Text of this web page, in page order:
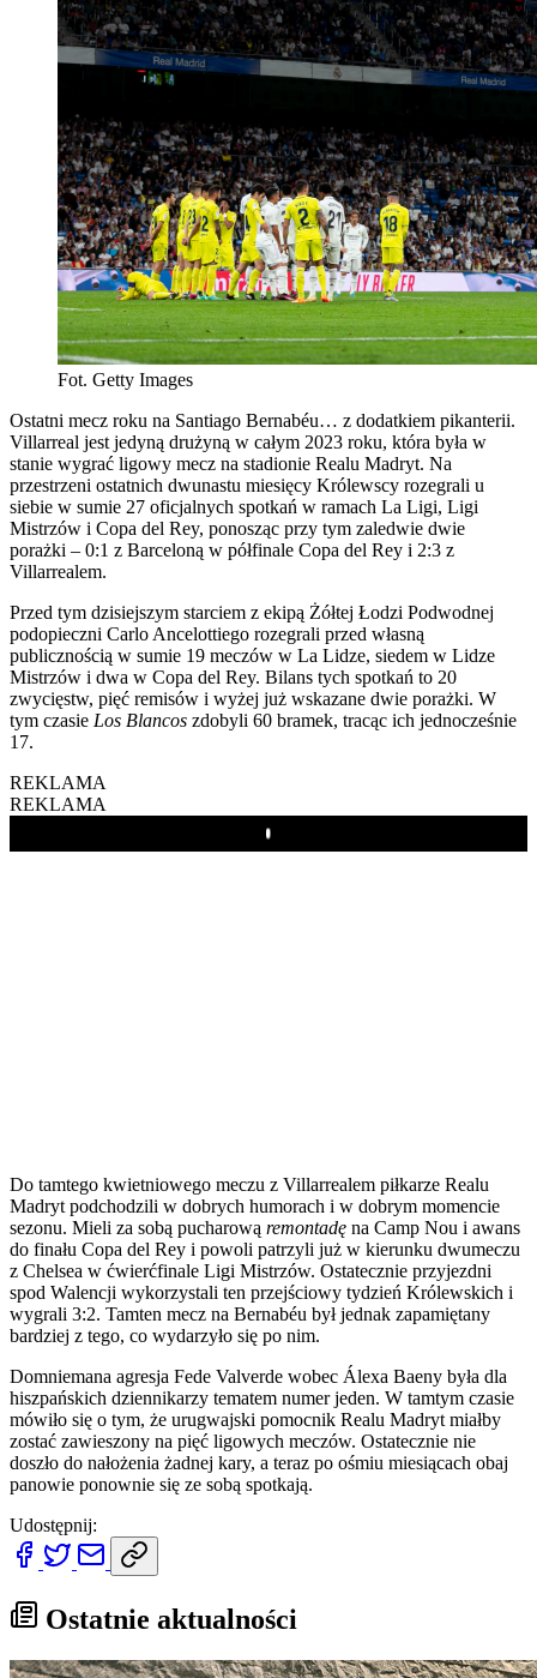
Fot. Getty Images
Ostatni mecz roku na Santiago Bernabéu… z dodatkiem pikanterii.
Villarreal jest jedyną drużyną w całym 2023 roku, która była w
stanie wygrać ligowy mecz na stadionie Realu Madryt. Na
przestrzeni ostatnich dwunastu miesięcy Królewscy rozegrali u
siebie w sumie 27 oficjalnych spotkań w ramach La Ligi, Ligi
Mistrzów i Copa del Rey, ponosząc przy tym zaledwie dwie
porażki – 0:1 z Barceloną w półfinale Copa del Rey i 2:3 z
Villarrealem.
Przed tym dzisiejszym starciem z ekipą Żółtej Łodzi Podwodnej
podopieczni Carlo Ancelottiego rozegrali przed własną
publicznością w sumie 19 meczów w La Lidze, siedem w Lidze
Mistrzów i dwa w Copa del Rey. Bilans tych spotkań to 20
zwycięstw, pięć remisów i wyżej już wskazane dwie porażki. W
tym czasie Los Blancos zdobyli 60 bramek, tracąc ich jednocześnie
17.
REKLAMA
REKLAMA
Play
Do tamtego kwietniowego meczu z Villarrealem piłkarze Realu
Madryt podchodzili w dobrych humorach i w dobrym momencie
sezonu. Mieli za sobą pucharową remontadę na Camp Nou i awans
do finału Copa del Rey i powoli patrzyli już w kierunku dwumeczu
z Chelsea w ćwierćfinale Ligi Mistrzów. Ostatecznie przyjezdni
spod Walencji wykorzystali ten przejściowy tydzień Królewskich i
wygrali 3:2. Tamten mecz na Bernabéu był jednak zapamiętany
bardziej z tego, co wydarzyło się po nim.
Domniemana agresja Fede Valverde wobec Álexa Baeny była dla
hiszpańskich dziennikarzy tematem numer jeden. W tamtym czasie
mówiło się o tym, że urugwajski pomocnik Realu Madryt miałby
zostać zawieszony na pięć ligowych meczów. Ostatecznie nie
doszło do nałożenia żadnej kary, a teraz po ośmiu miesiącach obaj
panowie ponownie się ze sobą spotkają.
Udostępnij:
Ostatnie aktualności